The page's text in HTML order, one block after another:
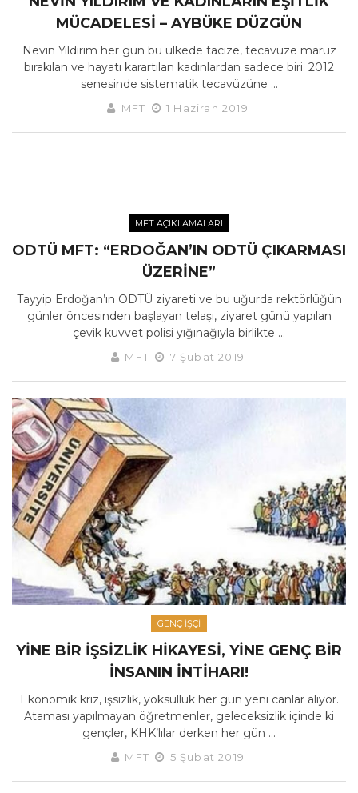
MÜCADELESI – AYBÜKE DÜZGÜN
Nevin Yıldırım her gün bu ülkede tacize, tecavüze maruz
bırakılan ve hayatı karartılan kadınlardan sadece biri. 2012
senesinde sistematik tecavüzüne ...
MFT 1 Haziran 2019
MFT AÇIKLAMALARI
ODTÜ MFT: “ERDOĞAN’IN ODTÜ ÇIKARMASI
ÜZERINE”
Tayyip Erdoğan’ın ODTÜ ziyareti ve bu uğurda rektörlüğün
günler öncesinden başlayan telaşı, ziyaret günü yapılan
çevik kuvvet polisi yığınağıyla birlikte ...
MFT 7 Şubat 2019
GENÇ İŞÇI
YINE BIR İŞSIZLIK HIKAYESI, YINE GENÇ BIR
İNSANIN İNTIHARI!
Ekonomik kriz, işsizlik, yoksulluk her gün yeni canlar alıyor.
Ataması yapılmayan öğretmenler, geleceksizlik içinde ki
gençler, KHK’lılar derken her gün ...
MFT 5 Şubat 2019